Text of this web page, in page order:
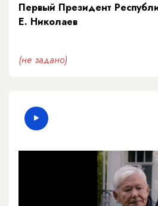
Первый Президент
Е. Николаев
(не задано)